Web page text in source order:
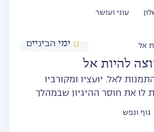
עוני ועושר
ימי הביניים
להיות אל
לאל. יועציו ומקורביו
לו את חוסר ההיגיון שבמהלך
גוף ונפש